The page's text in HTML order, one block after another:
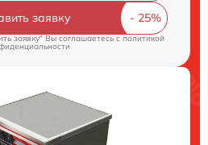
заявку
заявку" Вы соглашаетесь cполитикой